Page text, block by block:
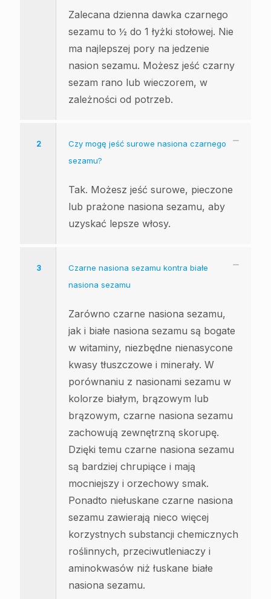
Zalecana dzienna dawka czarnego
sezamu to ½ do 1 łyżki stołowej. Nie
ma najlepszej pory na jedzenie
nasion sezamu. Możesz jeść czarny
sezam rano lub wieczorem, w
zależności od potrzeb.
2
Czy mogę jeść surowe nasiona czarnego
sezamu?
Tak. Możesz jeść surowe, pieczone
lub prażone nasiona sezamu, aby
uzyskać lepsze włosy.
3
Czarne nasiona sezamu kontra białe
nasiona sezamu
Zarówno czarne nasiona sezamu,
jak i białe nasiona sezamu są bogate
w witaminy, niezbędne nienasycone
kwasy tłuszczowe i minerały. W
porównaniu z nasionami sezamu w
kolorze białym, brązowym lub
brązowym, czarne nasiona sezamu
zachowują zewnętrzną skorupę.
Dzięki temu czarne nasiona sezamu
są bardziej chrupiące i mają
mocniejszy i orzechowy smak.
Ponadto niełuskane czarne nasiona
sezamu zawierają nieco więcej
korzystnych substancji chemicznych
roślinnych, przeciwutleniaczy i
aminokwasów niż łuskane białe
nasiona sezamu.